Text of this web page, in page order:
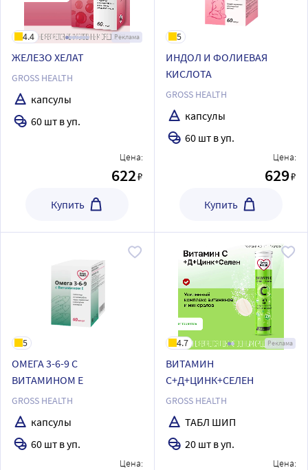
Реклама
4.4
ЖЕЛЕЗО ХЕЛАТ
GROSS HEALTH
капсулы
60 шт в уп.
Цена:
622₽
Купить
5
ИНДОЛ И ФОЛИЕВАЯ
КИСЛОТА
GROSS HEALTH
капсулы
60 шт в уп.
Цена:
629₽
Купить
5
ОМЕГА 3-6-9 С
ВИТАМИНОМ Е
GROSS HEALTH
капсулы
60 шт в уп.
Цена:
Реклама
4.7
ВИТАМИН
С+Д+ЦИНК+СЕЛЕН
GROSS HEALTH
ТАБЛ ШИП
20 шт в уп.
Цена: